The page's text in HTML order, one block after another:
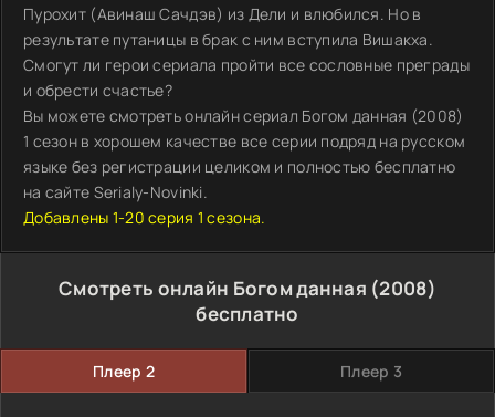
Пурохит (Авинаш Сачдэв) из Дели и влюбился. Но в
результате путаницы в брак с ним вступила Вишакха.
Смогут ли герои сериала пройти все сословные преграды
и обрести счастье?
Вы можете смотреть онлайн сериал Богом данная (2008)
1 сезон в хорошем качестве все серии подряд на русском
языке без регистрации целиком и полностью бесплатно
на сайте Serialy-Novinki.
Добавлены 1-20 серия 1 сезона.
Смотреть онлайн Богом данная (2008)
бесплатно
Плеер 2 Плеер 3